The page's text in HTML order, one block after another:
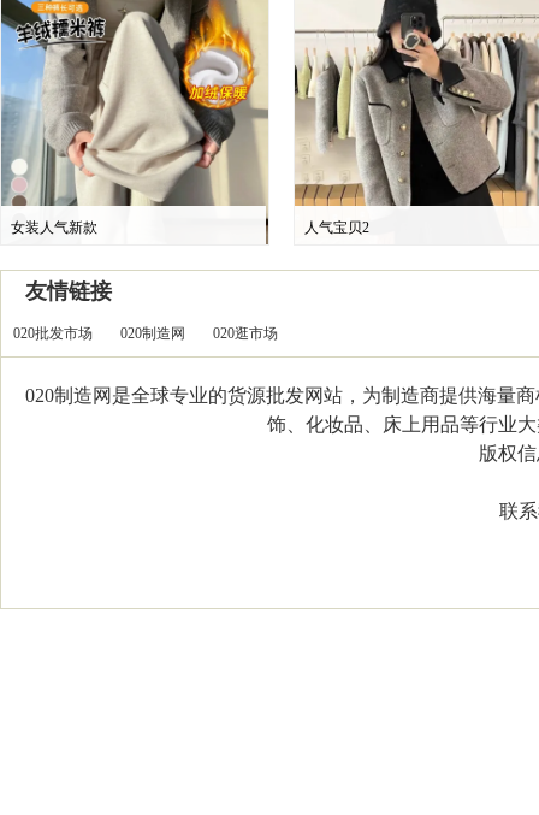
女装人气新款 人气宝贝2
友情链接
020批发市场 020制造网 020逛市场
020制造网是全球专业的货源批发网站，为制造商提供海量
饰、化妆品、床上用品等行业
版权信
联